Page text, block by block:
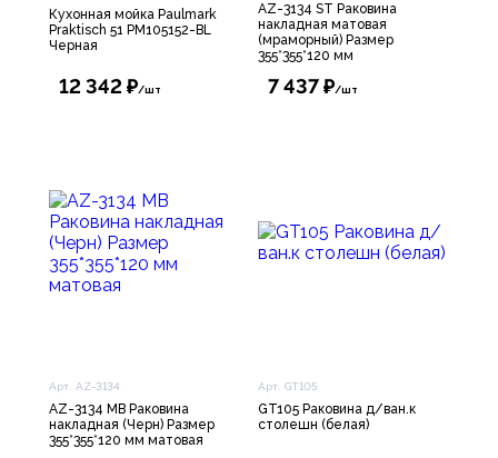
Кухонная мойка Paulmark
Praktisch 51 PM105152-BL
Черная
12 342 ₽/шт
AZ-3134 ST Раковина
накладная матовая
(мраморный) Размер
355*355*120 мм
7 437 ₽/шт
Арт. AZ-3134
AZ-3134 MB Раковина
накладная (Черн) Размер
355*355*120 мм матовая
Арт. GT105
GT105 Раковина д/ван.к
столешн (белая)